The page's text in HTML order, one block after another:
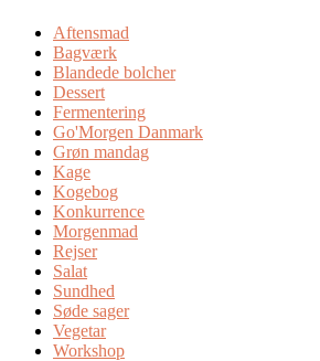
Aftensmad
Bagværk
Blandede bolcher
Dessert
Fermentering
Go'Morgen Danmark
Grøn mandag
Kage
Kogebog
Konkurrence
Morgenmad
Rejser
Salat
Sundhed
Søde sager
Vegetar
Workshop